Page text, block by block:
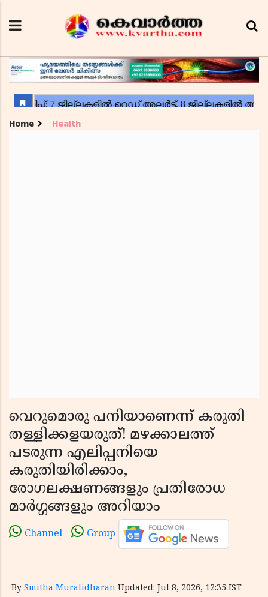
Home Health
വെറുമൊരു പനിയാണെന്ന് കരുതി
തള്ളിക്കളയരുത്! മഴക്കാലത്ത്
പടരുന്ന എലിപ്പനിയെ
കരുതിയിരിക്കാം,
രോഗലക്ഷണങ്ങളും പ്രതിരോധ
മാർഗ്ഗങ്ങളും അറിയാം
Channel Group
By Smitha Muralidharan Updated: Jul 8, 2026, 12:35 IST